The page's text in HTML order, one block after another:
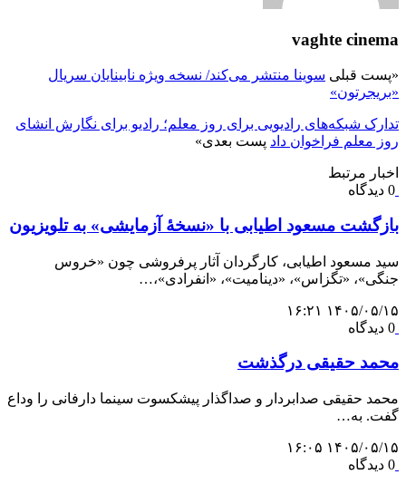
vaghte cinema
«پست قبلی سوینا منتشر می‌کند/ نسخه ویژه نابینایان سریال
«بریجرتون»
تدارک شبکه‌های رادیویی برای روز معلم؛ رادیو برای نگارش انشای
روز معلم فراخوان داد پست بعدی»
اخبار مرتبط
0 دیدگاه
بازگشت مسعود اطیابی با «نسخهٔ آزمایشی» به تلویزیون
سید مسعود اطیابی، کارگردان آثار پرفروشی چون «خروس
جنگی»، «تگزاس»، «دینامیت»، «انفرادی»،…
۱۴۰۵/۰۵/۱۵ ۱۶:۲۱
0 دیدگاه
محمد حقیقی درگذشت
محمد حقیقی صدابردار و صداگذار پیشکسوت سینما دارفانی را وداع
گفت. به…
۱۴۰۵/۰۵/۱۵ ۱۶:۰۵
0 دیدگاه